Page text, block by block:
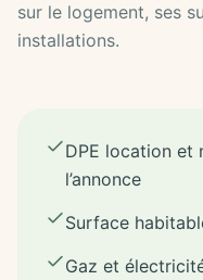
sur le logement, ses
installations.
DPE location et
l’annonce
Surface
Gaz et